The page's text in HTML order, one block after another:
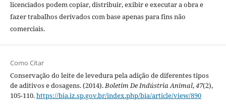
licenciados podem copiar, distribuir, exibir e executar a obra e
fazer trabalhos derivados com base apenas para fins não
comerciais.
Como Citar
Conservação do leite de levedura pela adição de diferentes tipos
de aditivos e dosagens. (2014).Boletim De Indústria Animal,47(2),
105-110.https://bia.iz.sp.gov.br/index.php/bia/article/view/890